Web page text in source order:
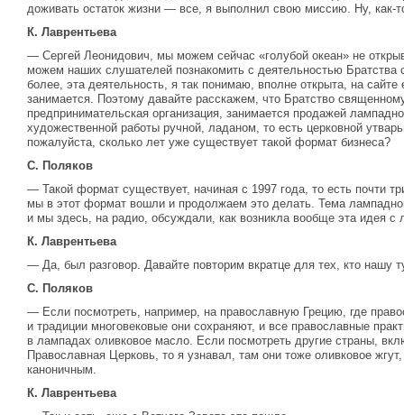
доживать остаток жизни — все, я выполнил свою миссию. Ну, как-
К. Лаврентьева
— Сергей Леонидович, мы можем сейчас «голубой океан» не
можем наших слушателей познакомить с деятельностью
более, эта деятельность, я так понимаю, вполне открыта, на
занимается. Поэтому давайте расскажем, что Братство
предпринимательская организация, занимается продажей
художественной работы ручной, ладаном, то есть церковной
пожалуйста, сколько лет уже существует такой формат бизнеса?
С. Поляков
— Такой формат существует, начиная с 1997 года, то есть почти
мы в этот формат вошли и продолжаем это делать. Тема
и мы здесь, на радио, обсуждали, как возникла вообще эта идея
К. Лаврентьева
— Да, был разговор. Давайте повторим вкратце для тех, кто нашу
С. Поляков
— Если посмотреть, например, на православную Грецию, где
и традиции многовековые они сохраняют, и все православные
в лампадах оливковое масло. Если посмотреть другие страны,
Православная Церковь, то я узнавал, там они тоже оливковое
каноничным.
К. Лаврентьева